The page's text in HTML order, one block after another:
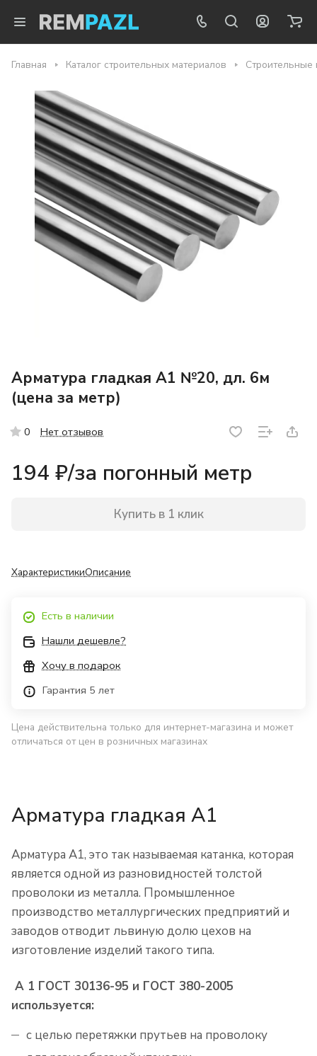
Главная Каталог строительных материалов Строительные
Арматура гладкая А1 №20, дл. 6м
(цена за метр)
0 Нет отзывов
194 ₽/за погонный метр
Купить в 1 клик
ХарактеристикиОписание
Есть в наличии
Нашли дешевле?
Хочу в подарок
Гарантия 5 лет
Цена действительна только для интернет-магазина и может
отличаться от цен в розничных магазинах
Арматура гладкая А1
Арматура А1, это так называемая катанка, которая
является одной из разновидностей толстой
проволоки из металла. Промышленное
производство металлургических предприятий и
заводов отводит львиную долю цехов на
изготовление изделий такого типа.
А 1 ГОСТ 30136-95 и ГОСТ 380-2005
используется:
с целью перетяжки прутьев на проволоку